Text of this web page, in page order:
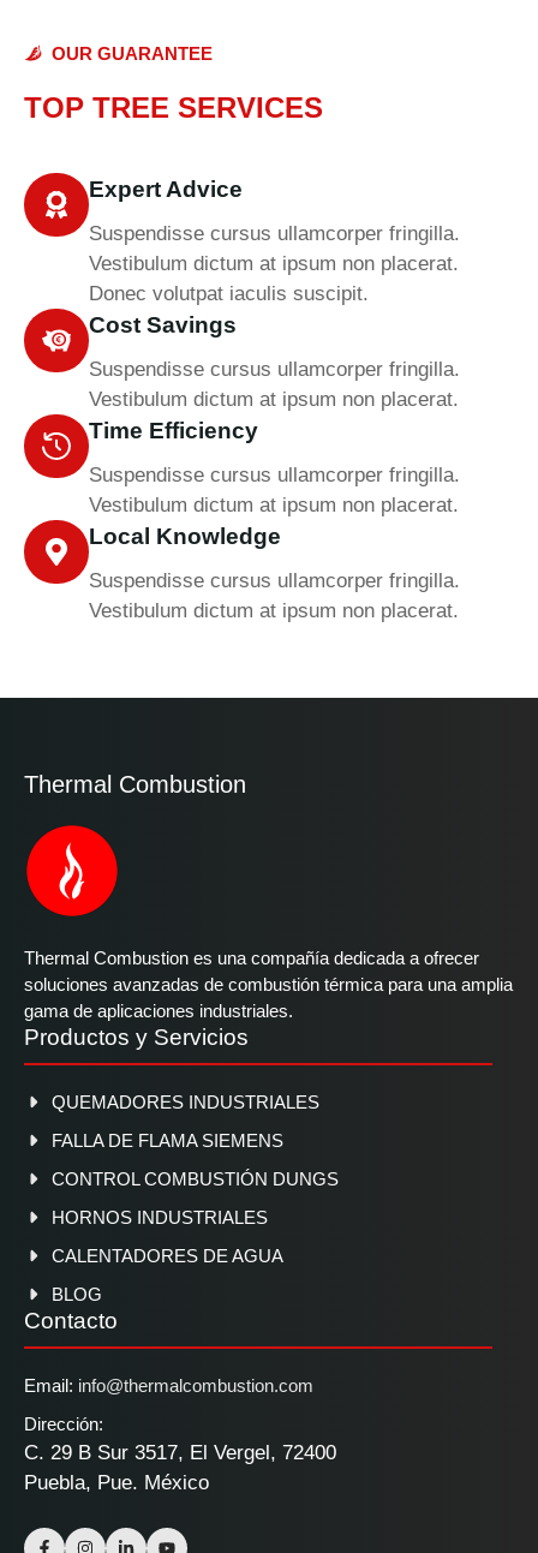
OUR GUARANTEE
TOP TREE SERVICES
Expert Advice
Suspendisse cursus ullamcorper fringilla.
Vestibulum dictum at ipsum non placerat.
Donec volutpat iaculis suscipit.
Cost Savings
Suspendisse cursus ullamcorper fringilla.
Vestibulum dictum at ipsum non placerat.
Time Efficiency
Suspendisse cursus ullamcorper fringilla.
Vestibulum dictum at ipsum non placerat.
Local Knowledge
Suspendisse cursus ullamcorper fringilla.
Vestibulum dictum at ipsum non placerat.
Thermal Combustion
Thermal Combustion es una compañía dedicada a ofrecer
soluciones avanzadas de combustión térmica para una amplia
gama de aplicaciones industriales.
Productos y Servicios
QUEMADORES INDUSTRIALES
FALLA DE FLAMA SIEMENS
CONTROL COMBUSTIÓN DUNGS
HORNOS INDUSTRIALES
CALENTADORES DE AGUA
BLOG
Contacto
Email: info@thermalcombustion.com
Dirección:
C. 29 B Sur 3517, El Vergel, 72400
Puebla, Pue. México